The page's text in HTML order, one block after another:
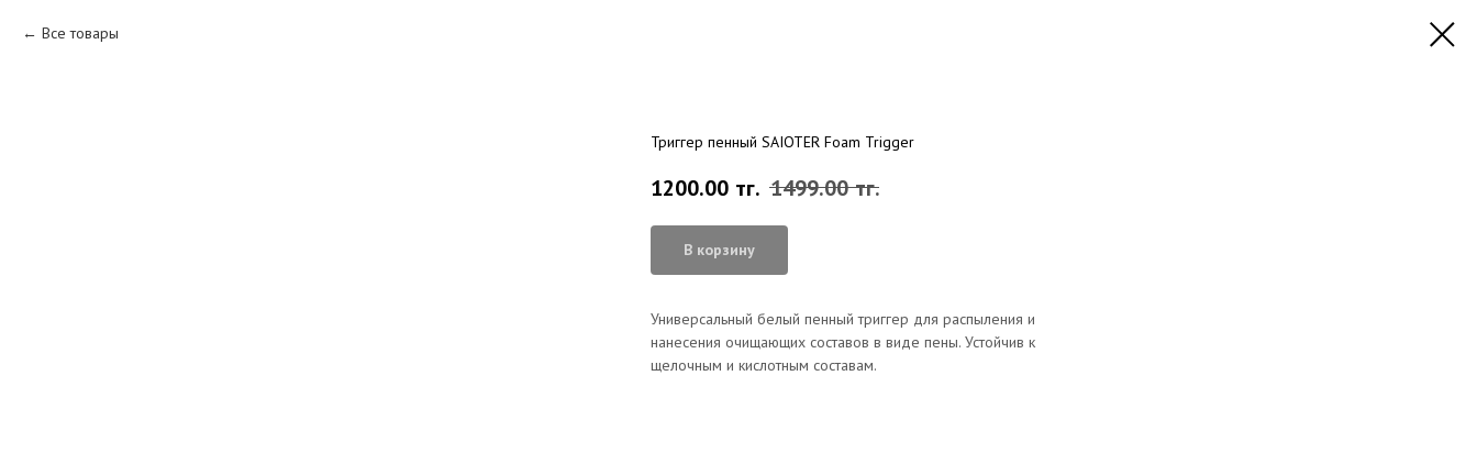
Все товары
Триггер пенный SAIOTER Foam Trigger
1200.00 тг. 1499.00 тг.
В корзину
Универсальный белый пенный триггер для распыления и
нанесения очищающих составов в виде пены. Устойчив к
щелочным и кислотным составам.